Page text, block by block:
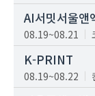
AI서밋서울앤
08.19~08.21
K-PRINT
08.19~08.22